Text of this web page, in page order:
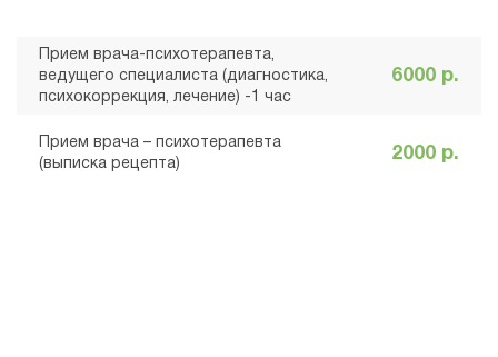
Прием врача-психотерапевта,
ведущего специалиста (диагностика,
психокоррекция, лечение) -1 час
6000 р.
Прием врача – психотерапевта
(выписка рецепта)
2000 р.